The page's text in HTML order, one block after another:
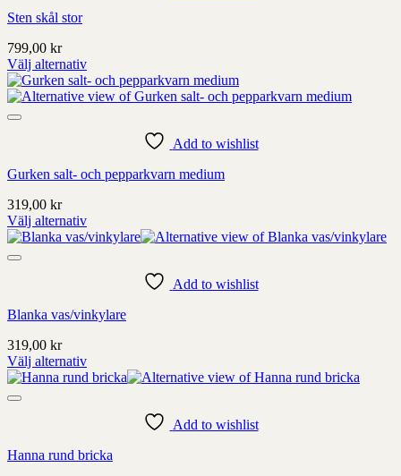
kan
på
produktens
sida
Sten skål stor
799,00 kr
Välj alternativ
Denna
produkt
har
väljas
produktens
sida
Add to wishlist
Gurken salt- och pepparkvarn medium
319,00 kr
Välj alternativ
Denna
produkt
kan
på
produktens
sida
Add to wishlist
Blanka vas/vinkylare
319,00 kr
Välj alternativ
Denna
produkt
kan
Add to wishlist
Hanna rund bricka